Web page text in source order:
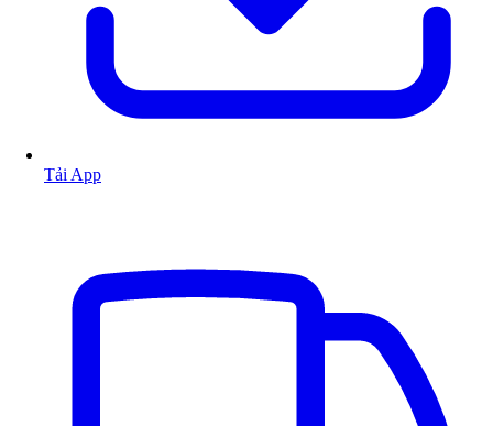
Tải App